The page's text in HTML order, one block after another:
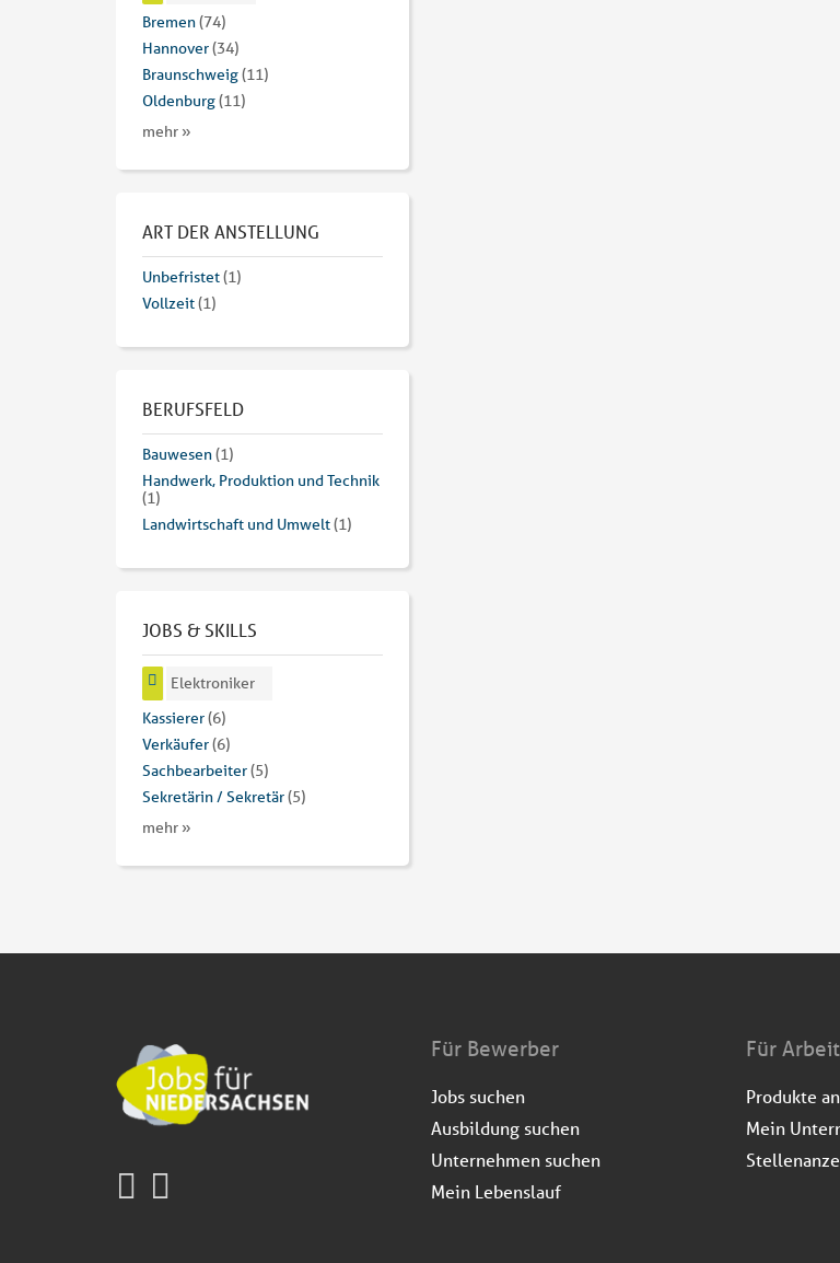
Bremen(74)
Hannover(34)
Braunschweig(11)
Oldenburg(11)
mehr »
ART DER ANSTELLUNG
Unbefristet(1)
Vollzeit(1)
BERUFSFELD
Bauwesen(1)
Handwerk, Produktion und Technik
(1)
Landwirtschaft und Umwelt(1)
JOBS & SKILLS
Elektroniker
Kassierer(6)
Verkäufer(6)
Sachbearbeiter(5)
Sekretärin / Sekretär(5)
mehr »
Für Bewerber
Jobs suchen
Ausbildung suchen
Unternehmen suchen
Mein Lebenslauf
Für
Produkte
Mein